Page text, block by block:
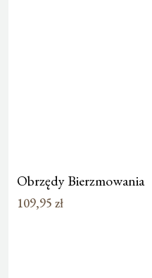
Obrzędy Bierzmowania
109,95 zł